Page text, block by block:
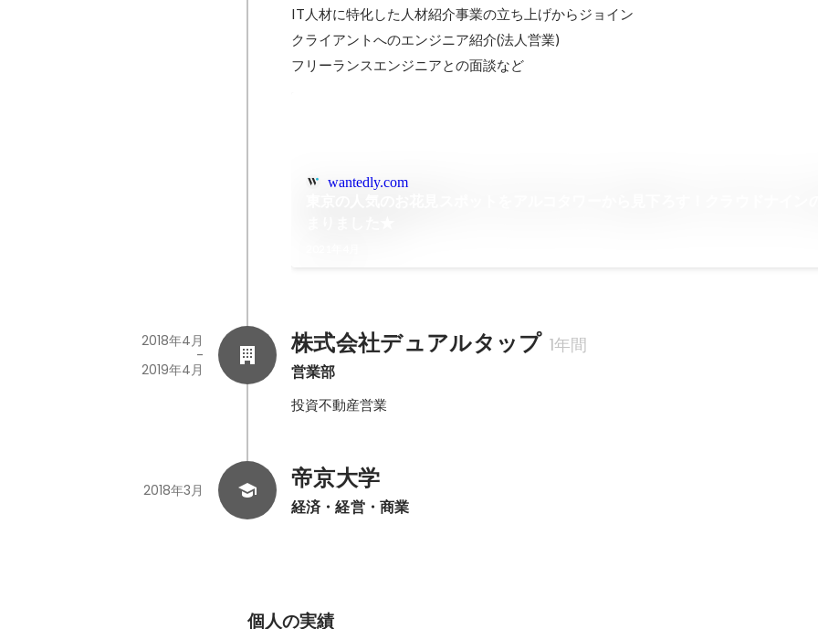
IT人材に特化した人材紹介事業の立ち上げからジョイン
クライアントへのエンジニア紹介(法人営業)
フリーランスエンジニアとの面談など
wantedly.com
株式会社デュアルタップ 1年間
営業部
2018年4月
-
2019年4月
投資不動産営業
帝京大学
経済・経営・商業
2018年3月
個人の実績